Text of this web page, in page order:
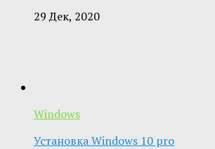
29 Дек, 2020
Windows
Установка Windows 10 pro